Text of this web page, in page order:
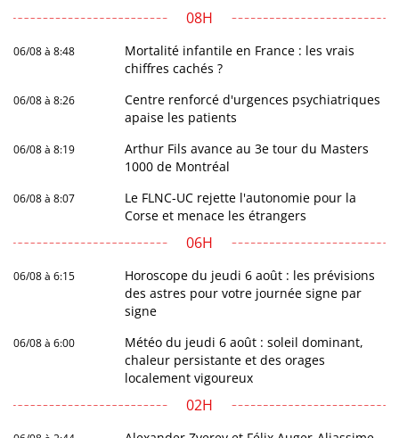
08H
06/08 à 8:48
Mortalité infantile en France : les vrais
chiffres cachés ?
06/08 à 8:26
Centre renforcé d'urgences psychiatriques
apaise les patients
06/08 à 8:19
Arthur Fils avance au 3e tour du Masters
1000 de Montréal
06/08 à 8:07
Le FLNC-UC rejette l'autonomie pour la
Corse et menace les étrangers
06H
06/08 à 6:15
Horoscope du jeudi 6 août : les prévisions
des astres pour votre journée signe par
signe
06/08 à 6:00
Météo du jeudi 6 août : soleil dominant,
chaleur persistante et des orages
localement vigoureux
02H